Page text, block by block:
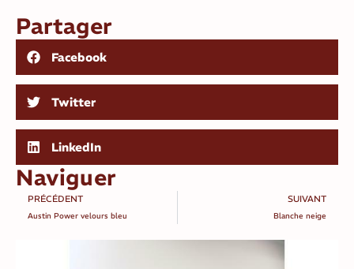
Partager
Facebook
Twitter
LinkedIn
Naviguer
PRÉCÉDENT
Austin Power velours bleu
SUIVANT
Blanche neige